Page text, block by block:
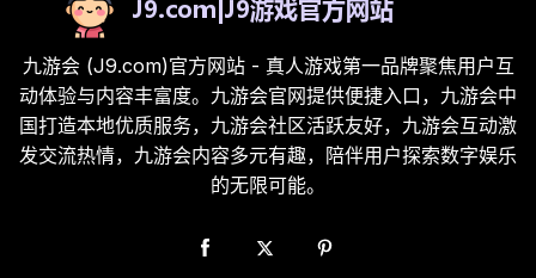
九游会 (J9.com)官方网站 - 真人游戏第一品牌聚焦用户互
动体验与内容丰富度。九游会官网提供便捷入口，九游会中
国打造本地优质服务，九游会社区活跃友好，九游会互动激
发交流热情，九游会内容多元有趣，陪伴用户探索数字娱乐
的无限可能。